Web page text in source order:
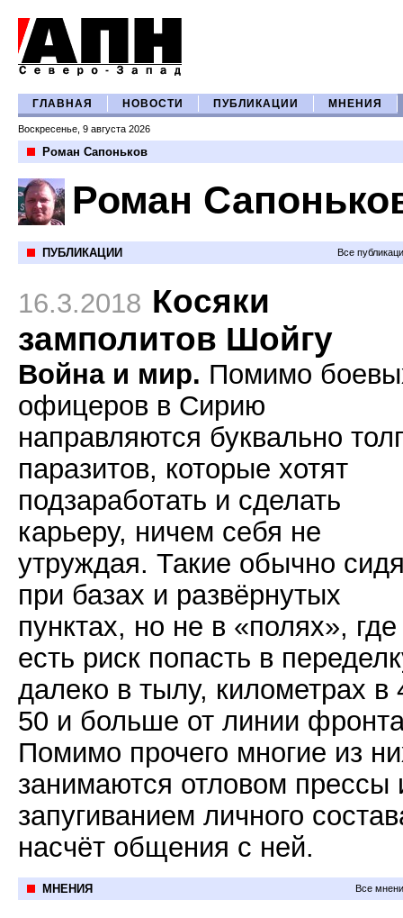
ГЛАВНАЯ НОВОСТИ ПУБЛИКАЦИИ МНЕНИЯ
Воскресенье, 9 августа 2026
Роман Сапоньков
Роман
ПУБЛИКАЦИИ Все
16.3.2018 Косяки
замполитов Шойгу
Война и мир. Помимо
офицеров в Сирию
направляются буквально
паразитов, которые хотят
подзаработать и сделать
карьеру, ничем себя не
утруждая. Такие обычно
при базах и развёрнутых
пунктах, но не в «полях», где
есть риск попасть в
далеко в тылу, километрах в
50 и больше от линии
Помимо прочего многие из
занимаются отловом прессы
запугиванием личного
насчёт общения с ней.
МНЕНИЯ Все